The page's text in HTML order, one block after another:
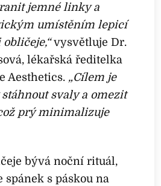
jemné linky a
umístěním lepicí
vysvětluje Dr.
lékařská ředitelka
Aesthetics. „Cílem je
svaly a omezit
prý minimalizuje
bývá noční rituál,
s páskou na